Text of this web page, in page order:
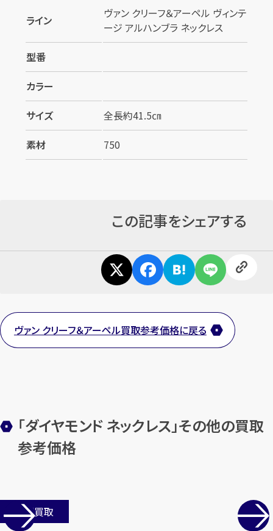
最短1分！今すぐ査定金額をお伝えいた
まずはお電話で無料査定
メールで無料相談する
ライン
ヴァン クリーフ＆アーペル ヴィンテ
ージ アルハンブラ ネックレス
型番
カラー
サイズ
全長約41.5㎝
素材
750
この記事をシェアする
ヴァン クリーフ＆アーペル買取参考価格に戻る
「ダイヤモンド ネックレス」その他の買取
参考価格
店舗買取